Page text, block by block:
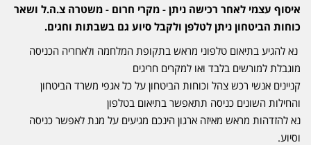
איסוף עצמי לאחר רכישה ניתן - מקרי חרום - משטרה צ.ה.ל ושאר
כוחות הביטחון ניתן לטלפן ולקבל סיוע גם בשבתות וחגים.
נא להגיע בתיאום טלפוני מראש בתקופת המלחמה ולאחריה הכניסה
מוגבלת למורשים בלבד ואו למקרים חריגים
קניינים אנשי רכש צהל וכוחות הביטחון על כל אגפי משרד הביטחון
והחילות השונים כניסה תתאפשר בתיאום בטלפון
נא להזדהות מראש מאיזה ארגון הינכם מגיעים על מנת לאפשר כניסה
וסיוע.